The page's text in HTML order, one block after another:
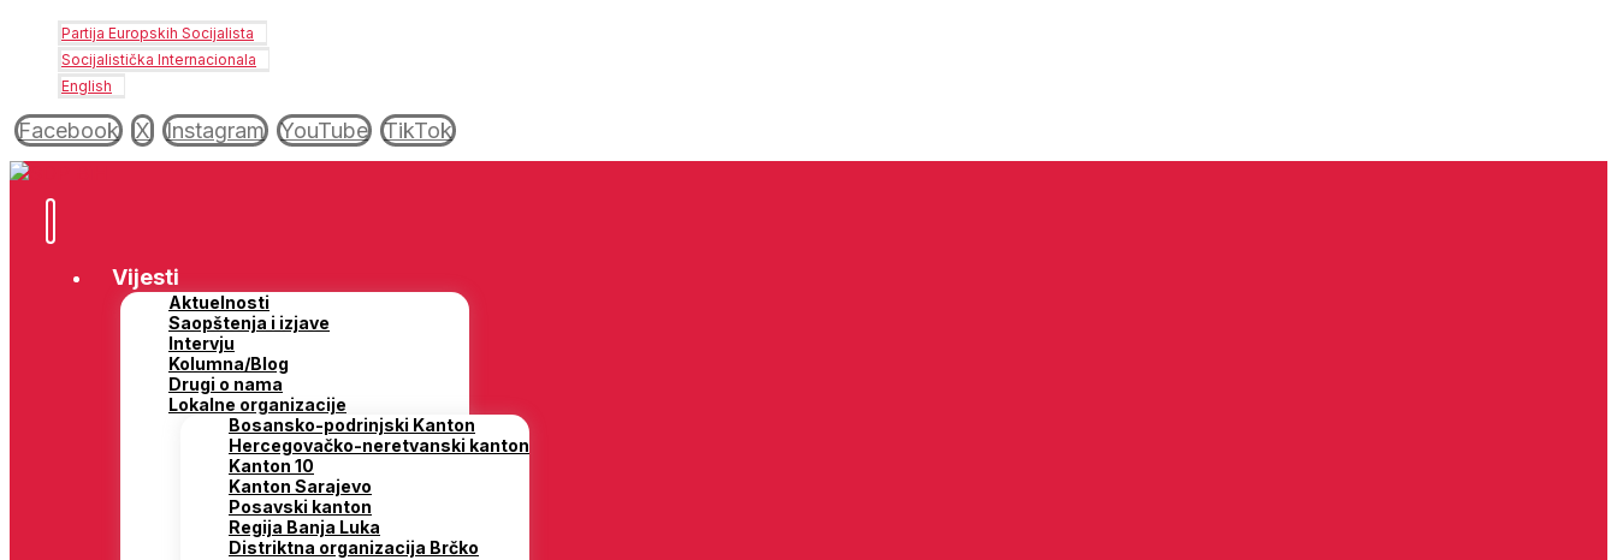
Partija Europskih Socijalista
Socijalistička Internacionala
English
Facebook X Instagram YouTube TikTok
Vijesti
Aktuelnosti
Saopštenja i izjave
Intervju
Kolumna/Blog
Drugi o nama
Lokalne organizacije
Bosansko-podrinjski Kanton
Hercegovačko-neretvanski kanton
Kanton 10
Kanton Sarajevo
Posavski kanton
Regija Banja Luka
Distriktna organizacija Brčko